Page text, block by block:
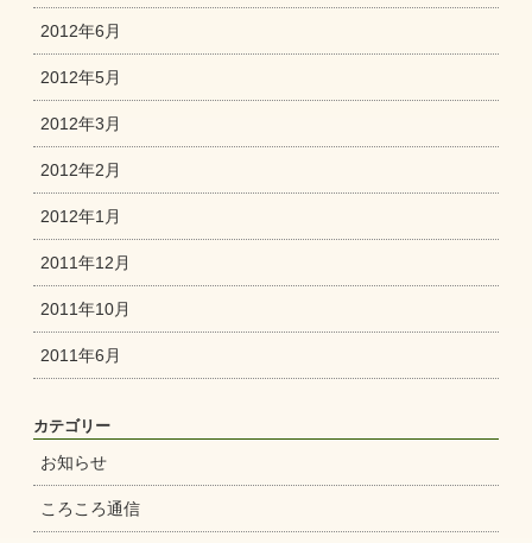
2012年6月
2012年5月
2012年3月
2012年2月
2012年1月
2011年12月
2011年10月
2011年6月
カテゴリー
お知らせ
ころころ通信